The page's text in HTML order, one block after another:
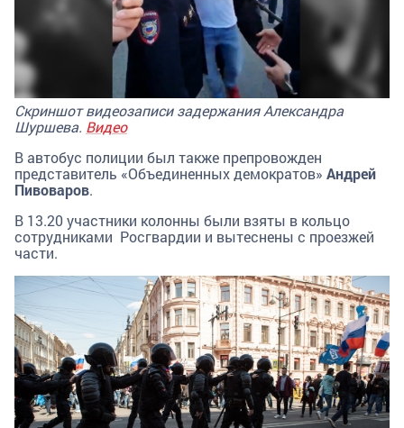
Скриншот видеозаписи задержания Александра
Шуршева. Видео
В автобус полиции был также препровожден
представитель «Объединенных демократов» Андрей
Пивоваров.
В 13.20 участники колонны были взяты в кольцо
сотрудниками Росгвардии и вытеснены с проезжей
части.